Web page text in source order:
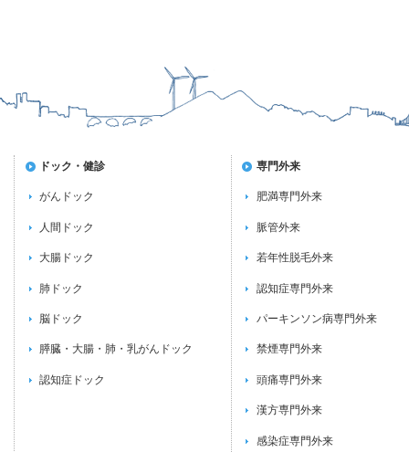
ドック・健診
がんドック
人間ドック
大腸ドック
肺ドック
脳ドック
膵臓・大腸・肺・乳がんドック
認知症ドック
専門外来
肥満専門外来
脈管外来
若年性脱毛外来
認知症専門外来
パーキンソン病専門外来
禁煙専門外来
頭痛専門外来
漢方専門外来
感染症専門外来